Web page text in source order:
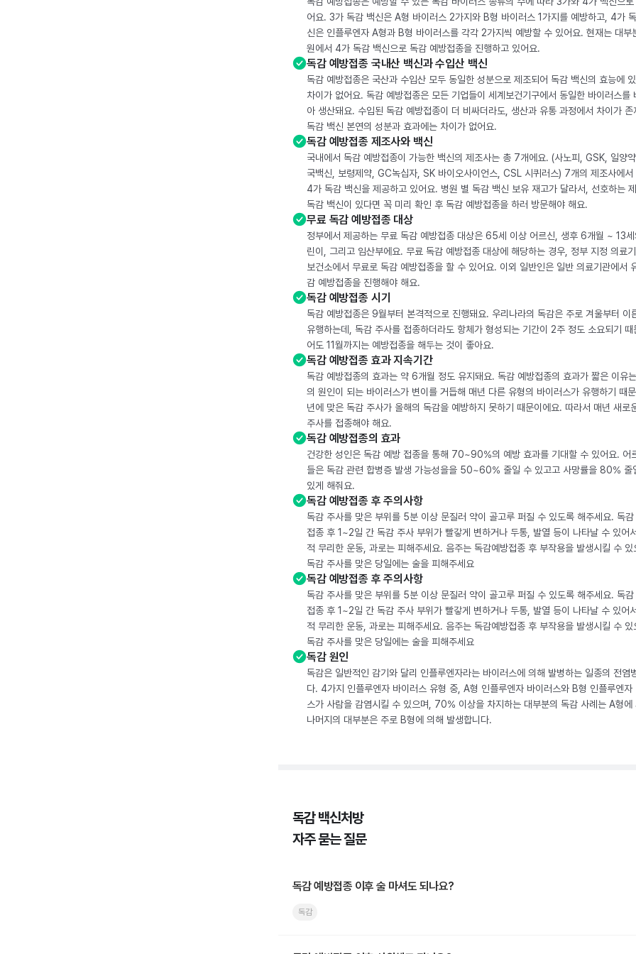
어요. 3가 독감 백신은 A형 바이러스 2가지와 B형 바이러스 1가지를 예방하고, 4가
신은 인플루엔자 A형과 B형 바이러스를 각각 2가지씩 예방할 수 있어요. 현재는 대부
원에서 4가 독감 백신으로 독감 예방접종을 진행하고 있어요.
독감 예방접종 국내산 백신과 수입산 백신
독감 예방접종은 국산과 수입산 모두 동일한 성분으로 제조되어 독감 백신의 효능에
차이가 없어요. 독감 예방접종은 모든 기업들이 세계보건기구에서 동일한 바이러스를
아 생산돼요. 수입된 독감 예방접종이 더 비싸더라도, 생산과 유통 과정에서 차이가 존
독감 백신 본연의 성분과 효과에는 차이가 없어요.
독감 예방접종 제조사와 백신
국내에서 독감 예방접종이 가능한 백신의 제조사는 총 7개에요. (사노피, GSK, 일양
국백신, 보령제약, GC녹십자, SK 바이오사이언스, CSL 시퀴러스) 7개의 제조사에서
4가 독감 백신을 제공하고 있어요. 병원 별 독감 백신 보유 재고가 달라서, 선호하는
독감 백신이 있다면 꼭 미리 확인 후 독감 예방접종을 하러 방문해야 해요.
무료 독감 예방접종 대상
정부에서 제공하는 무료 독감 예방접종 대상은 65세 이상 어르신, 생후 6개월 ~ 13
린이, 그리고 임산부에요. 무료 독감 예방접종 대상에 해당하는 경우, 정부 지정 의료
보건소에서 무료로 독감 예방접종을 할 수 있어요. 이외 일반인은 일반 의료기관에서
감 예방접종을 진행해야 해요.
독감 예방접종 시기
독감 예방접종은 9월부터 본격적으로 진행돼요. 우리나라의 독감은 주로 겨울부터 이
유행하는데, 독감 주사를 접종하더라도 항체가 형성되는 기간이 2주 정도 소요되기 때
어도 11월까지는 예방접종을 해두는 것이 좋아요.
독감 예방접종 효과 지속기간
독감 예방접종의 효과는 약 6개월 정도 유지돼요. 독감 예방접종의 효과가 짧은 이유
의 원인이 되는 바이러스가 변이를 거듭해 매년 다른 유형의 바이러스가 유행하기 때
년에 맞은 독감 주사가 올해의 독감을 예방하지 못하기 때문이에요. 따라서 매년 새로
주사를 접종해야 해요.
독감 예방접종의 효과
건강한 성인은 독감 예방 접종을 통해 70~90%의 예방 효과를 기대할 수 있어요. 어
들은 독감 관련 합병증 발생 가능성을을 50~60% 줄일 수 있고고 사망률을 80% 줄
있게 해줘요.
독감 예방접종 후 주의사항
독감 주사를 맞은 부위를 5분 이상 문질러 약이 골고루 퍼질 수 있도록 해주세요. 독감
접종 후 1~2일 간 독감 주사 부위가 빨갛게 변하거나 두통, 발열 등이 나타날 수 있어
적 무리한 운동, 과로는 피해주세요. 음주는 독감예방접종 후 부작용을 발생시킬 수 있
독감 주사를 맞은 당일에는 술을 피해주세요
독감 예방접종 후 주의사항
독감 주사를 맞은 부위를 5분 이상 문질러 약이 골고루 퍼질 수 있도록 해주세요. 독감
접종 후 1~2일 간 독감 주사 부위가 빨갛게 변하거나 두통, 발열 등이 나타날 수 있어
적 무리한 운동, 과로는 피해주세요. 음주는 독감예방접종 후 부작용을 발생시킬 수 있
독감 주사를 맞은 당일에는 술을 피해주세요
독감 원인
독감은 일반적인 감기와 달리 인플루엔자라는 바이러스에 의해 발병하는 일종의 전염
다. 4가지 인플루엔자 바이러스 유형 중, A형 인플루엔자 바이러스와 B형 인플루엔자
스가 사람을 감염시킬 수 있으며, 70% 이상을 차지하는 대부분의 독감 사례는 A형에
나머지의 대부분은 주로 B형에 의해 발생합니다.
독감 백신처방
자주 묻는 질문
독감 예방접종 이후 술 마셔도 되나요?
독감